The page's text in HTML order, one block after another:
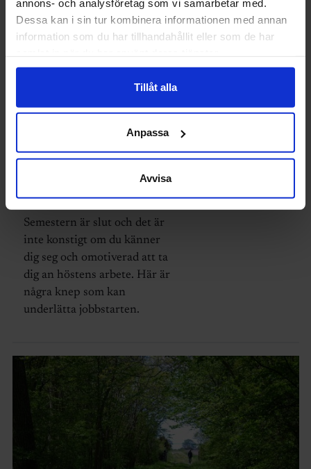
annons- och analysföretag som vi samarbetar med.
Dessa kan i sin tur kombinera informationen med annan
information som du har tillhandahållit eller som de har
Tillåt alla
Anpassa
Avvisa
Opepp att
börja jobba
igen? Tänk så
här
Semestern är slut och det är
inte konstigt om du känner
dig seg och omotiverad att ta
dig an höstens arbete. Här är
några knep som kan
underlätta jobbstarten.